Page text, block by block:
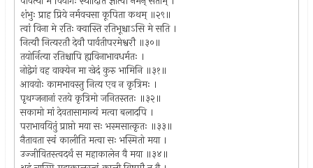
शंभुः प्राह प्रिये नर्मवचसा कूपिता कथम् ॥२९॥
त्वां विना मे रतिः क्वास्ति रतिभूश्चाऽसि मे सति ।
नित्यौ नित्यरतौ देवौ पार्वतीपरमेश्वरौ ॥३०॥
तयोर्नित्या रतिश्चापि ह्यविनाभावधर्मतः ।
नोद्वेगं वह वाक्येन मा खेदं कुरु भामिनि ॥३१॥
आवयोः कामभावस्तु नित्य एव न कृत्रिमः ।
पृथग्जनानां रतये कृत्रिमो जनितस्ततः ॥३२॥
सकामो मां देवतासामान्यं मत्वा बलादपि ।
पराभावयितुं प्राप्तो मया सः भस्मसात्कृतः ॥३३॥
नैतावता स्वं कालीति मत्वा सः भस्मितो मया ।
उज्जीवितस्त्वदर्थं स महाकालेन वै मया ॥३४॥